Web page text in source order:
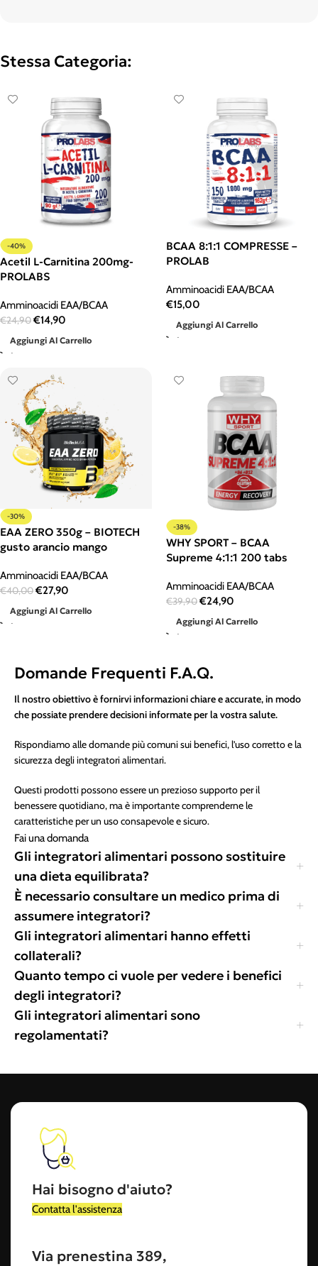
Stessa Categoria:
-40%
Acetil L-Carnitina 200mg-
PROLABS
Amminoacidi EAA/BCAA
€24,90€14,90
Aggiungi Al Carrello
BCAA 8:1:1 COMPRESSE –
PROLAB
Amminoacidi EAA/BCAA
€15,00
Aggiungi Al Carrello
-30%
EAA ZERO 350g – BIOTECH
gusto arancio mango
Amminoacidi EAA/BCAA
€40,00€27,90
Aggiungi Al Carrello
-38%
WHY SPORT – BCAA
Supreme 4:1:1 200 tabs
Amminoacidi EAA/BCAA
€39,90€24,90
Aggiungi Al Carrello
Domande Frequenti F.A.Q.
Il nostro obiettivo è fornirvi informazioni chiare e accurate, in modo
che possiate prendere decisioni informate per la vostra salute.
Rispondiamo alle domande più comuni sui benefici, l’uso corretto e la
sicurezza degli integratori alimentari.
Questi prodotti possono essere un prezioso supporto per il
benessere quotidiano, ma è importante comprenderne le
caratteristiche per un uso consapevole e sicuro.
Fai una domanda
Gli integratori alimentari possono sostituire
una dieta equilibrata?
È necessario consultare un medico prima di
assumere integratori?
Gli integratori alimentari hanno effetti
collaterali?
Quanto tempo ci vuole per vedere i benefici
degli integratori?
Gli integratori alimentari sono
regolamentati?
Hai bisogno d'aiuto?
Contatta l'assistenza
Via prenestina 389,